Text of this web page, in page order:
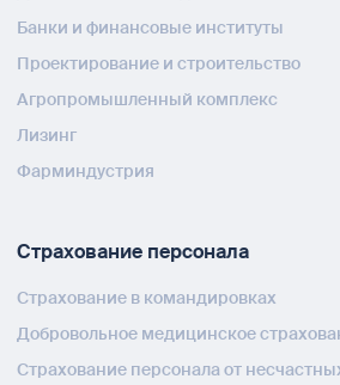
Банки и финансовые институты
Проектирование и строительство
Агропромышленный комплекс
Лизинг
Фарминдустрия
Страхование персонала
Страхование в командировках
Добровольное медицинское
Страхование персонала от